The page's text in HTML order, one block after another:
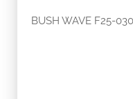
BUSH WAVE F25-